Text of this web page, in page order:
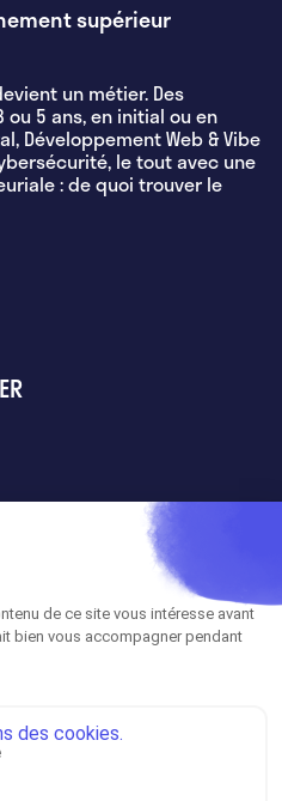
supérieur
un métier. Des
5 ans, en initial ou en
Développement Web & Vibe
le tout avec une
: de quoi trouver le
reclamations@eemi.com